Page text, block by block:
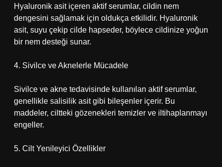
Hyaluronik asit içeren aktif serumlar, cildin nem
dengesini sağlamak için oldukça etkilidir. Hyaluronik
asit, suyu çekip cilde hapseder, böylece cildinize yoğun
bir nem desteği sunar.
4. Sivilce ve Aknelerle Mücadele
Sivilce ve akne tedavisinde kullanılan aktif serumlar,
genellikle salisilik asit gibi bileşenler içerir. Bu
maddeler, ciltteki gözenekleri temizler ve iltihaplanmayı
engeller.
5. Cilt Yenileyici Özellikler